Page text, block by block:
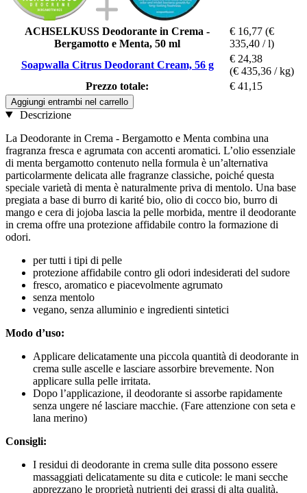
ACHSELKUSS Deodorante in Crema -
Bergamotto e Menta, 50 ml
€ 16,77 (€
335,40 / l)
Soapwalla Citrus Deodorant Cream, 56 g
€ 24,38
(€ 435,36 / kg)
Prezzo totale:
€ 41,15
Aggiungi entrambi nel carrello
Descrizione
La Deodorante in Crema - Bergamotto e Menta combina una
fragranza fresca e agrumata con accenti aromatici. L’olio essenziale
di menta bergamotto contenuto nella formula è un’alternativa
particolarmente delicata alle fragranze classiche, poiché questa
speciale varietà di menta è naturalmente priva di mentolo. Una base
pregiata a base di burro di karité bio, olio di cocco bio, burro di
mango e cera di jojoba lascia la pelle morbida, mentre il deodorante
in crema offre una protezione affidabile contro la formazione di
odori.
per tutti i tipi di pelle
protezione affidabile contro gli odori indesiderati del sudore
fresco, aromatico e piacevolmente agrumato
senza mentolo
vegano, senza alluminio e ingredienti sintetici
Modo d’uso:
Applicare delicatamente una piccola quantità di deodorante in
crema sulle ascelle e lasciare assorbire brevemente. Non
applicare sulla pelle irritata.
Dopo l’applicazione, il deodorante si assorbe rapidamente
senza ungere né lasciare macchie. (Fare attenzione con seta e
lana merino)
Consigli:
I residui di deodorante in crema sulle dita possono essere
massaggiati delicatamente su dita e cuticole: le mani secche
apprezzano le proprietà nutrienti dei grassi di alta qualità,